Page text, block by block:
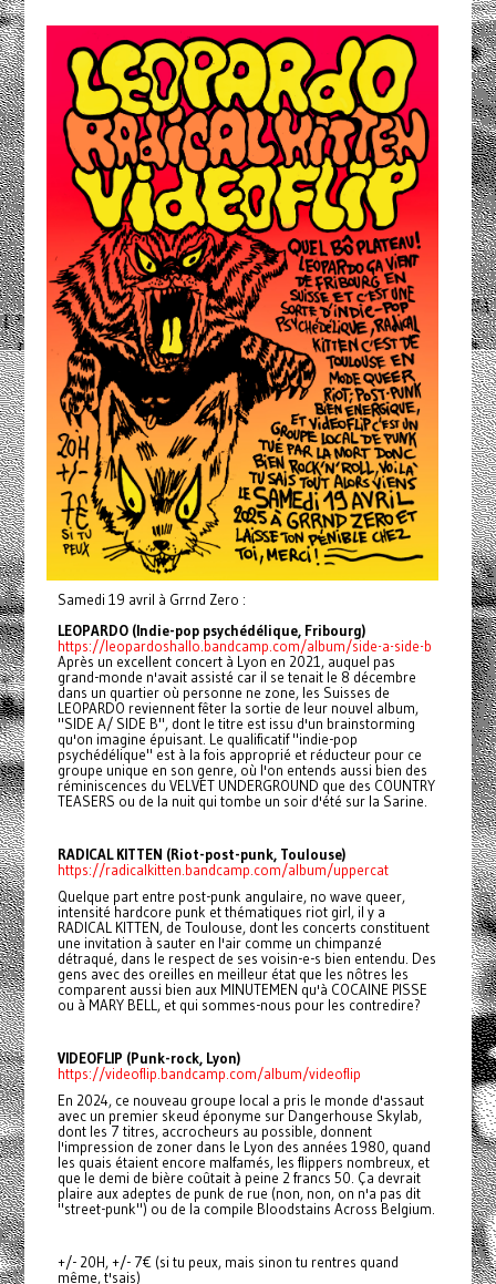
Samedi 19 avril à Grrnd Zero :
LEOPARDO (Indie-pop psychédélique, Fribourg)
https://leopardoshallo.bandcamp.com/album/side-a-side-b
Après un excellent concert à Lyon en 2021, auquel pas
grand-monde n'avait assisté car il se tenait le 8 décembre
dans un quartier où personne ne zone, les Suisses de
LEOPARDO reviennent fêter la sortie de leur nouvel album,
"SIDE A/ SIDE B", dont le titre est issu d'un brainstorming
qu'on imagine épuisant. Le qualificatif "indie-pop
psychédélique" est à la fois approprié et réducteur pour ce
groupe unique en son genre, où l'on entends aussi bien des
réminiscences du VELVET UNDERGROUND que des COUNTRY
TEASERS ou de la nuit qui tombe un soir d'été sur la Sarine.
RADICAL KITTEN (Riot-post-punk, Toulouse)
https://radicalkitten.bandcamp.com/album/uppercat
Quelque part entre post-punk angulaire, no wave queer,
intensité hardcore punk et thématiques riot girl, il y a
RADICAL KITTEN, de Toulouse, dont les concerts constituent
une invitation à sauter en l'air comme un chimpanzé
détraqué, dans le respect de ses voisin-e-s bien entendu. Des
gens avec des oreilles en meilleur état que les nôtres les
comparent aussi bien aux MINUTEMEN qu'à COCAINE PISSE
ou à MARY BELL, et qui sommes-nous pour les contredire?
VIDEOFLIP (Punk-rock, Lyon)
https://videoflip.bandcamp.com/album/videoflip
En 2024, ce nouveau groupe local a pris le monde d'assaut
avec un premier skeud éponyme sur Dangerhouse Skylab,
dont les 7 titres, accrocheurs au possible, donnent
l'impression de zoner dans le Lyon des années 1980, quand
les quais étaient encore malfamés, les flippers nombreux, et
que le demi de bière coûtait à peine 2 francs 50. Ça devrait
plaire aux adeptes de punk de rue (non, non, on n'a pas dit
"street-punk") ou de la compile Bloodstains Across Belgium.
+/- 20H, +/- 7€ (si tu peux, mais sinon tu rentres quand
même, t'sais)